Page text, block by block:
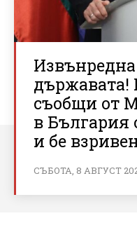
държавата!
съобщи от
в
и бе
СЪБОТА, 8 АВГУСТ